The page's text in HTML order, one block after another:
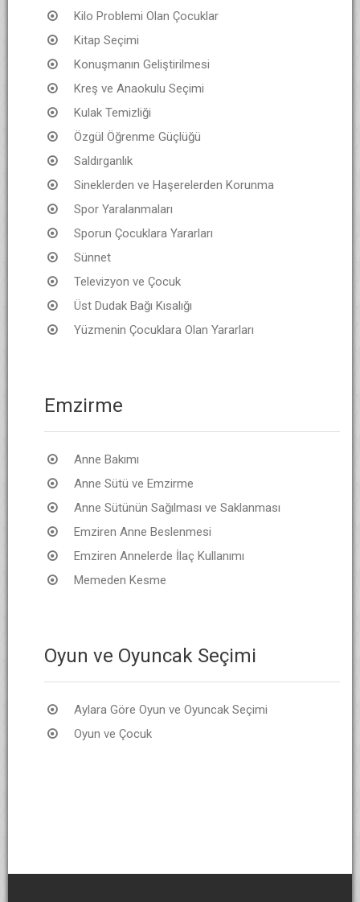
Kilo Problemi Olan Çocuklar
Kitap Seçimi
Konuşmanın Geliştirilmesi
Kreş ve Anaokulu Seçimi
Kulak Temizliği
Özgül Öğrenme Güçlüğü
Saldırganlık
Sineklerden ve Haşerelerden Korunma
Spor Yaralanmaları
Sporun Çocuklara Yararları
Sünnet
Televizyon ve Çocuk
Üst Dudak Bağı Kısalığı
Yüzmenin Çocuklara Olan Yararları
Emzirme
Anne Bakımı
Anne Sütü ve Emzirme
Anne Sütünün Sağılması ve Saklanması
Emziren Anne Beslenmesi
Emziren Annelerde İlaç Kullanımı
Memeden Kesme
Oyun ve Oyuncak Seçimi
Aylara Göre Oyun ve Oyuncak Seçimi
Oyun ve Çocuk